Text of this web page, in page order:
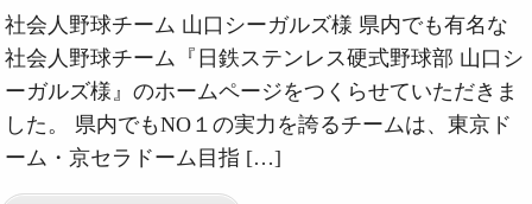
社会人野球チーム 山口シーガルズ様 県内でも有名な
社会人野球チーム『日鉄ステンレス硬式野球部 山口シ
ーガルズ様』のホームページをつくらせていただきま
した。 県内でもNO１の実力を誇るチームは、東京ド
ーム・京セラドーム目指 […]